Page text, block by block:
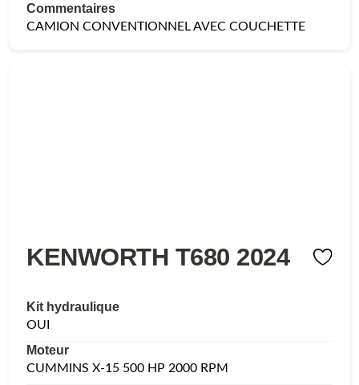
Commentaires
CAMION CONVENTIONNEL AVEC COUCHETTE
KENWORTH T680 2024
Kit hydraulique
OUI
Moteur
CUMMINS X-15 500 HP 2000 RPM